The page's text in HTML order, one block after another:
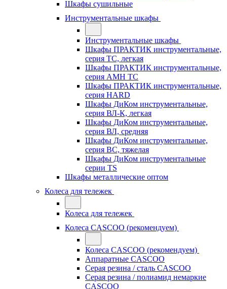
Шкафы сушильные
Инструментальные шкафы
Инструментальные шкафы
Шкафы ПРАКТИК инструментальные,
серия ТC, легкая
Шкафы ПРАКТИК инструментальные,
серия AMH TC
Шкафы ПРАКТИК инструментальные,
серия HARD
Шкафы ДиКом инструментальные,
cерия ВЛ-К, легкая
Шкафы ДиКом инструментальные,
серия ВЛ, средняя
Шкафы ДиКом инструментальные,
серия ВС, тяжелая
Шкафы ДиКом инструментальные
серии TS
Шкафы металлические оптом
Колеса для тележек
Колеса для тележек
Колеса CASCOO (рекомендуем)
Колеса CASCOO (рекомендуем)
Аппаратные CASCOO
Серая резина / сталь CASCOO
Серая резина / полиамид немаркие
CASCOO